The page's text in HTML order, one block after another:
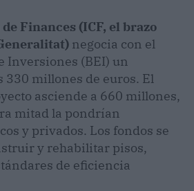
Finances (ICF, el brazo
negocia con el
Inversiones (BEI) un
330 millones de euros. El
asciende a 660 millones,
mitad la pondrían
y privados. Los fondos se
y rehabilitar pisos,
de eficiencia